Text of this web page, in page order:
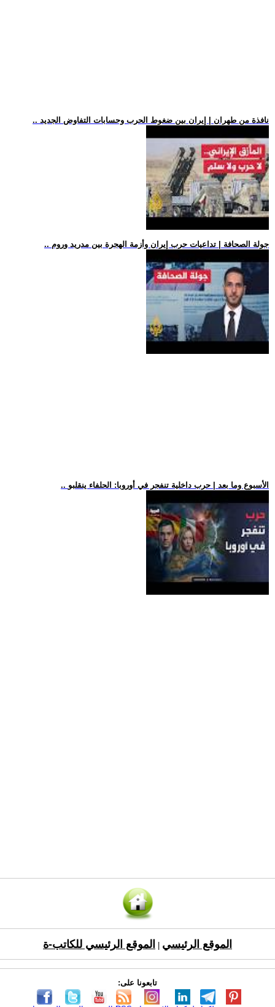
.. نافذة من طهران | إيران بين ضغوط الحرب وحسابات التفاوض الجديد
.. جولة الصحافة | تداعيات حرب إيران وأزمة الهجرة بين مدريد وروم
.. الأسبوع وما بعد | حرب داخلية تنفجر في أوروبا: الحلفاء ينقلبو
الموقع الرئيسي الموقع الرئيسي للكاتب-ة
تابعونا على: